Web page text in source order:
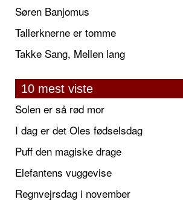
Søren Banjomus
Tallerknerne er tomme
Takke Sang, Mellen lang
10 mest viste
Solen er så rød mor
I dag er det Oles fødselsdag
Puff den magiske drage
Elefantens vuggevise
Regnvejrsdag i november